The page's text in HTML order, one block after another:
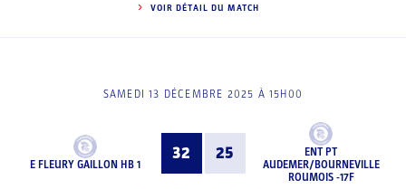
VOIR DÉTAIL DU MATCH
SAMEDI 13 DÉCEMBRE 2025 À 15H00
E FLEURY GAILLON HB 1
32 25
ENT PT
AUDEMER/BOURNEVILLE
ROUMOIS -17F